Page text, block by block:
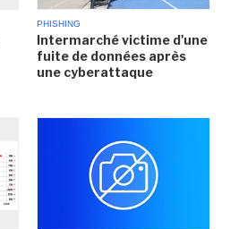
PHISHING
Intermarché victime d'une
fuite de données après
une cyberattaque